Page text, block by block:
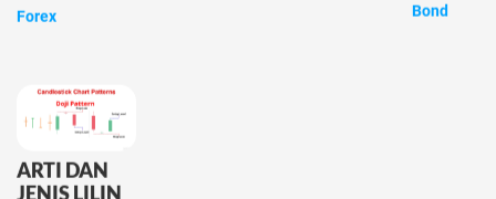
Forex
Bond
ARTI DAN